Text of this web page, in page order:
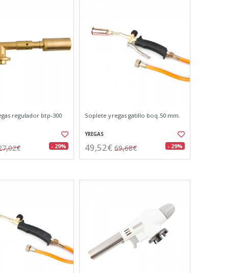
regulador btp-300
- 29%
Soplete yregas gatillo boq.50 mm.
YREGAS
49,52€ 69,68€ - 29%